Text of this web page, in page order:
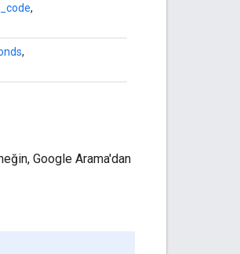
,
,
Google Arama'dan